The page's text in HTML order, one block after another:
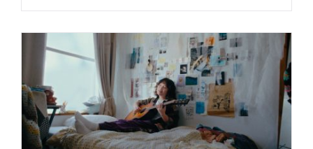
含酷帥的靈魂女聲竇靖童 Leah Dou、三金歌王盧
陣容解禁！竇靖童、盧廣仲、漢堡黃等人參戰"